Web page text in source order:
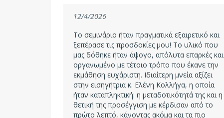
12/4/2026
Το σεμινάριο ήταν πραγματικά εξαιρετικό και
ξεπέρασε τις προσδοκίες μου! Το υλικό που
μας δόθηκε ήταν άψογο, απόλυτα επαρκές και
οργανωμένο με τέτοιο τρόπο που έκανε την
εκμάθηση ευχάριστη. Ιδιαίτερη μνεία αξίζει
στην εισηγήτρια κ. Ελένη Κολλήγα, η οποία
ήταν καταπληκτική: η μεταδοτικότητά της και η
θετική της προσέγγιση με κέρδισαν από το
πρώτο λεπτό, κάνοντας ακόμα και τα πιο